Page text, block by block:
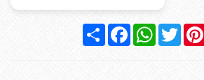
CompartilharFacebookWhatsApp
Twitter